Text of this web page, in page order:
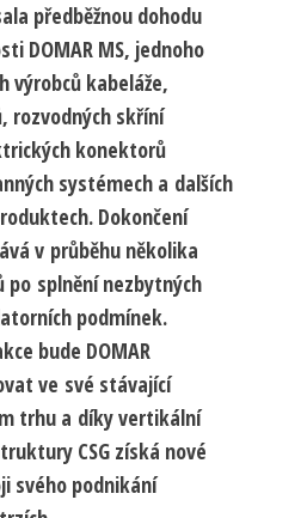
předběžnou dohodu
DOMAR MS, jednoho
výrobců kabeláže,
rozvodných skříní
konektorů
systémech a dalších
Dokončení
v průběhu několika
po splnění nezbytných
podmínek.
bude DOMAR
ve své stávající
trhu a díky vertikální
CSG získá nové
svého podnikání